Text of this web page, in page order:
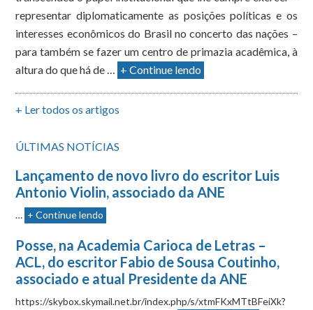
representar diplomaticamente as posições políticas e os
interesses econômicos do Brasil no concerto das nações –
para também se fazer um centro de primazia acadêmica, à
altura do que há de … + Continue lendo
+ Ler todos os artigos
ÚLTIMAS NOTÍCIAS
Lançamento de novo livro do escritor Luis
Antonio Violin, associado da ANE
… + Continue lendo
Posse, na Academia Carioca de Letras –
ACL, do escritor Fabio de Sousa Coutinho,
associado e atual Presidente da ANE
https://skybox.skymail.net.br/index.php/s/xtmFKxMTtBFeiXk?